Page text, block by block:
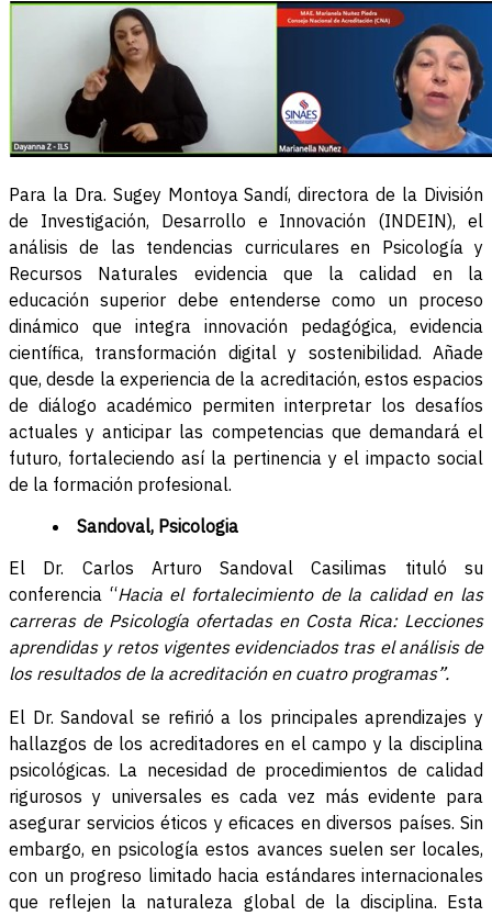
Para la Dra. Sugey Montoya Sandí, directora de la División
de Investigación, Desarrollo e Innovación (INDEIN), el
análisis de las tendencias curriculares en Psicología y
Recursos Naturales evidencia que la calidad en la
educación superior debe entenderse como un proceso
dinámico que integra innovación pedagógica, evidencia
científica, transformación digital y sostenibilidad. Añade
que, desde la experiencia de la acreditación, estos espacios
de diálogo académico permiten interpretar los desafíos
actuales y anticipar las competencias que demandará el
futuro, fortaleciendo así la pertinencia y el impacto social
de la formación profesional.
Sandoval, Psicologia
El Dr. Carlos Arturo Sandoval Casilimas tituló su
conferencia “Hacia el fortalecimiento de la calidad en las
carreras de Psicología ofertadas en Costa Rica: Lecciones
aprendidas y retos vigentes evidenciados tras el análisis de
los resultados de la acreditación en cuatro programas”.
El Dr. Sandoval se refirió a los principales aprendizajes y
hallazgos de los acreditadores en el campo y la disciplina
psicológicas. La necesidad de procedimientos de calidad
rigurosos y universales es cada vez más evidente para
asegurar servicios éticos y eficaces en diversos países. Sin
embargo, en psicología estos avances suelen ser locales,
con un progreso limitado hacia estándares internacionales
que reflejen la naturaleza global de la disciplina. Esta